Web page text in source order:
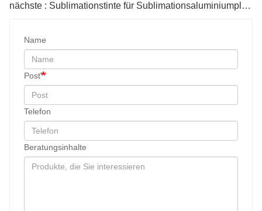
nächste : Sublimationstinte für Sublimationsaluminiumplatte
Name
Post
Telefon
Beratungsinhalte